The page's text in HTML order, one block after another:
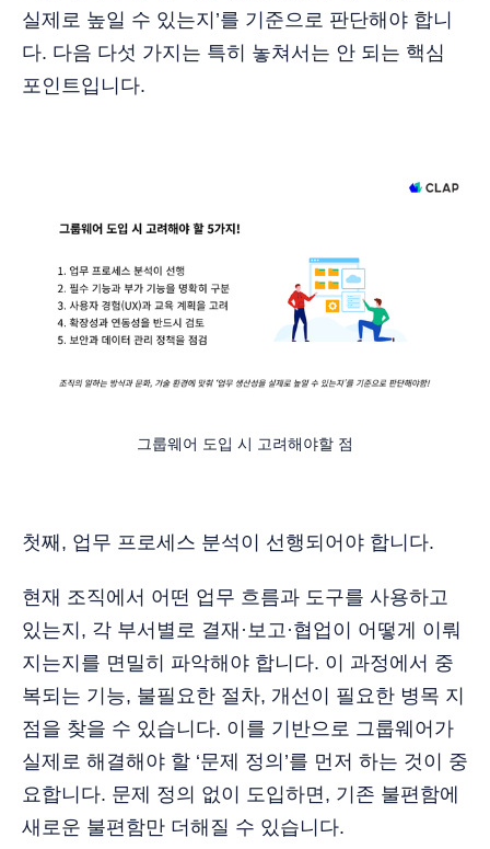
실제로 높일 수 있는지’를 기준으로 판단해야 합니
다. 다음 다섯 가지는 특히 놓쳐서는 안 되는 핵심
포인트입니다.
그룹웨어 도입 시 고려해야할 점
첫째, 업무 프로세스 분석이 선행되어야 합니다.
현재 조직에서 어떤 업무 흐름과 도구를 사용하고
있는지, 각 부서별로 결재·보고·협업이 어떻게 이뤄
지는지를 면밀히 파악해야 합니다. 이 과정에서 중
복되는 기능, 불필요한 절차, 개선이 필요한 병목 지
점을 찾을 수 있습니다. 이를 기반으로 그룹웨어가
실제로 해결해야 할 ‘문제 정의’를 먼저 하는 것이 중
요합니다. 문제 정의 없이 도입하면, 기존 불편함에
새로운 불편함만 더해질 수 있습니다.